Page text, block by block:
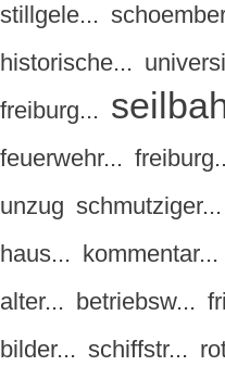
stillgele...
historische...
freiburg...
feuerwehr...
unzug schmutziger...
haus... kommentar...
alter... betriebsw...
bilder... schiffstr...